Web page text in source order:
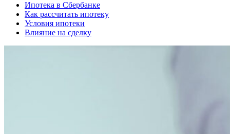
Ипотека в Сбербанке
Как рассчитать ипотеку
Условия ипотеки
Влияние на сделку